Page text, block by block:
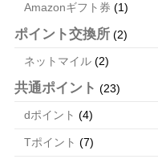
Amazonギフト券 (1)
ポイント交換所(2)
ネットマイル(2)
共通ポイント (23)
dポイント (4)
Tポイント (7)